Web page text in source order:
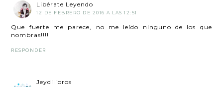
Libérate Leyendo
12 DE FEBRERO DE 2016 A LAS 12:51
Que fuerte me parece, no me leído ninguno de los que
nombras!!!!
RESPONDER
Jeydilibros